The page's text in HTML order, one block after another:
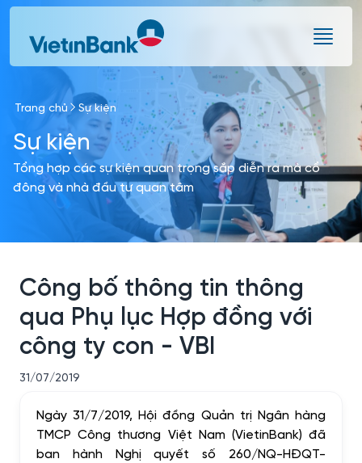
Skip to Main Content
Trang chủ Sự kiện
Sự kiện
Tổng hợp các sự kiện quan trọng sắp diễn ra mà cổ
đông và nhà đầu tư quan tâm
Công bố thông tin thông
qua Phụ lục Hợp đồng với
công ty con - VBI
31/07/2019
Ngày 31/7/2019, Hội đồng Quản trị Ngân hàng
TMCP Công thương Việt Nam (VietinBank) đã
ban hành Nghị quyết số 260/NQ-HĐQT-